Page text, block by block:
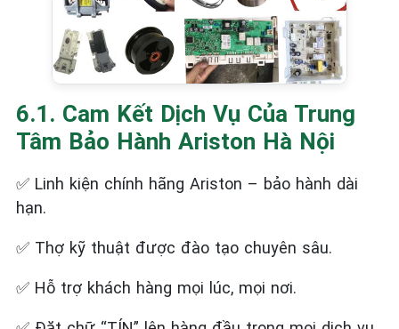
6.1. Cam Kết Dịch Vụ Của Trung
Tâm Bảo Hành Ariston Hà Nội
✅ Linh kiện chính hãng Ariston – bảo hành dài
hạn.
✅ Thợ kỹ thuật được đào tạo chuyên sâu.
✅ Hỗ trợ khách hàng mọi lúc, mọi nơi.